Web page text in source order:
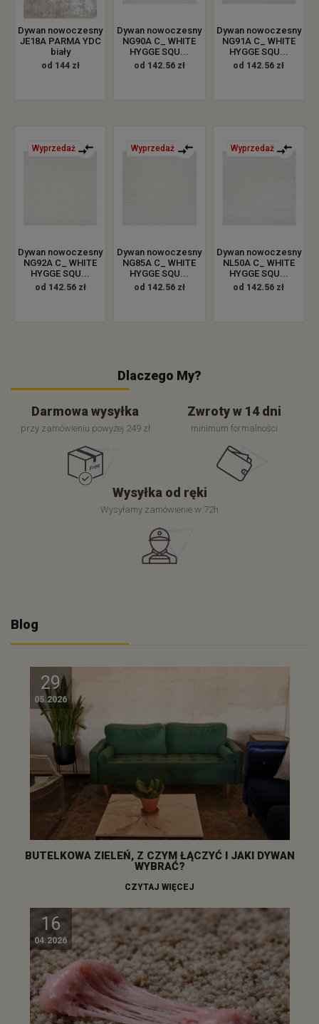
Dywan nowoczesny
JE18A PARMA YDC
biały
od 144 zł
Dywan nowoczesny
NG90A C_ WHITE
HYGGE SQU...
od 142.56 zł
Dywan nowoczesny
NG91A C_ WHITE
HYGGE SQU...
od 142.56 zł
Wyprzedaż
Dywan nowoczesny
NG92A C_ WHITE
HYGGE SQU...
od 142.56 zł
Wyprzedaż
Dywan nowoczesny
NG85A C_ WHITE
HYGGE SQU...
od 142.56 zł
Wyprzedaż
Dywan nowoczesny
NL50A C_ WHITE
HYGGE SQU...
od 142.56 zł
Dlaczego My?
Darmowa wysyłka
przy zamówieniu powyżej 249 zł
Zwroty w 14 dni
minimum formalności
Wysyłka od ręki
Wysyłamy zamówienie w 72h
Blog
29
05.2026
BUTELKOWA ZIELEŃ, Z CZYM ŁĄCZYĆ I JAKI DYWAN
WYBRAĆ?
CZYTAJ WIĘCEJ
16
04.2026